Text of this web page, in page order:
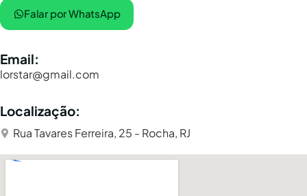
Falar por WhatsApp
Email:
lorstar@gmail.com
Localização:
Rua Tavares Ferreira, 25 - Rocha, RJ